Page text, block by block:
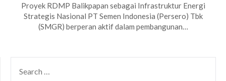
Proyek RDMP Balikpapan sebagai Infrastruktur Energi
Strategis Nasional PT Semen Indonesia (Persero) Tbk
(SMGR) berperan aktif dalam pembangunan…
FOR: